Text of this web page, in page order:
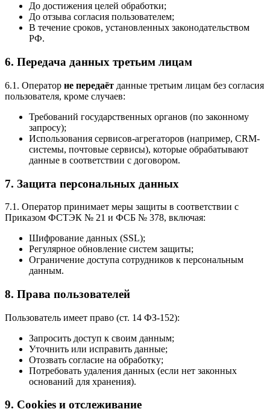
До достижения целей обработки;
До отзыва согласия пользователем;
В течение сроков, установленных законодательством
РФ.
6. Передача данных третьим лицам
6.1. Оператор не передаёт данные третьим лицам без согласия
пользователя, кроме случаев:
Требований государственных органов (по законному
запросу);
Использования сервисов-агрегаторов (например, CRM-
системы, почтовые сервисы), которые обрабатывают
данные в соответствии с договором.
7. Защита персональных данных
7.1. Оператор принимает меры защиты в соответствии с
Приказом ФСТЭК № 21 и ФСБ № 378, включая:
Шифрование данных (SSL);
Регулярное обновление систем защиты;
Ограничение доступа сотрудников к персональным
данным.
8. Права пользователей
Пользователь имеет право (ст. 14 ФЗ-152):
Запросить доступ к своим данным;
Уточнить или исправить данные;
Отозвать согласие на обработку;
Потребовать удаления данных (если нет законных
оснований для хранения).
9. Cookies и отслеживание